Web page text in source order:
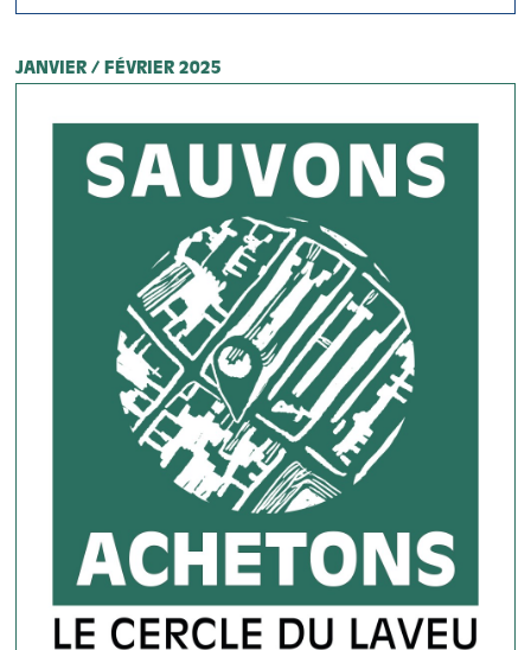
JANVIER / FÉVRIER 2025